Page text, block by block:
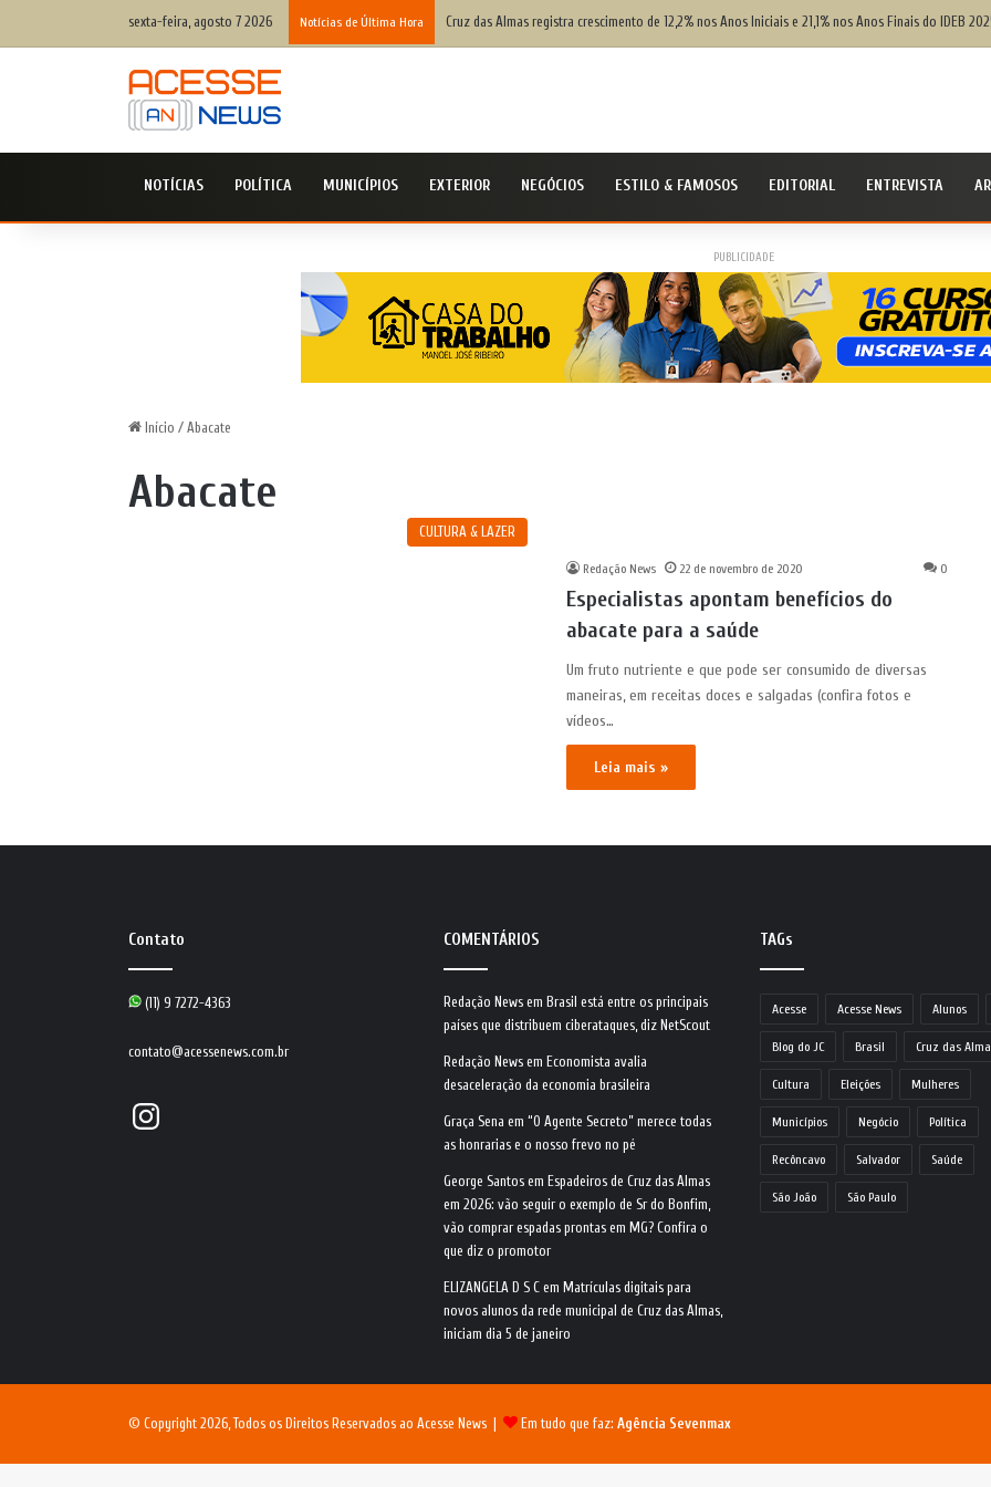
sexta-feira, agosto 7 2026 Notícias de Última Hora Cruz das Almas registra crescimento de 12,2% nos Anos Iniciais e 21,1% nos Anos Finais do IDEB
NOTÍCIAS POLÍTICA MUNICÍPIOS EXTERIOR NEGÓCIOS ESTILO & FAMOSOS EDITORIAL ENTREVISTA
PUBLICIDADE
Início / Abacate
Abacate
CULTURA & LAZER
Redação News 22 de novembro de 2020 0
Especialistas apontam benefícios do
abacate para a saúde
Um fruto nutriente e que pode ser consumido de diversas
maneiras, em receitas doces e salgadas (confira fotos e
vídeos…
Leia mais »
Contato
(11) 9 7272-4363
contato@acessenews.com.br
Instagram
COMENTÁRIOS
Redação News em Brasil está entre os principais
países que distribuem ciberataques, diz NetScout
Redação News em Economista avalia
desaceleração da economia brasileira
Graça Sena em“O Agente Secreto” merece todas
as honrarias e o nosso frevo no pé
George Santos em Espadeiros de Cruz das Almas
em 2026: vão seguir o exemplo de Sr do Bonfim,
vão comprar espadas prontas em MG? Confira o
que diz o promotor
ELIZANGELA D S C em Matrículas digitais para
novos alunos da rede municipal de Cruz das Almas,
iniciam dia 5 de janeiro
TAGs
Acesse Acesse News Alunos
Blog do JC Brasil Cruz das
Cultura Eleições Mulheres
Municípios Negócio Política
Recôncavo Salvador Saúde
São João São Paulo
© Copyright 2026, Todos os Direitos Reservados ao Acesse News | Em tudo que faz: Agência Sevenmax